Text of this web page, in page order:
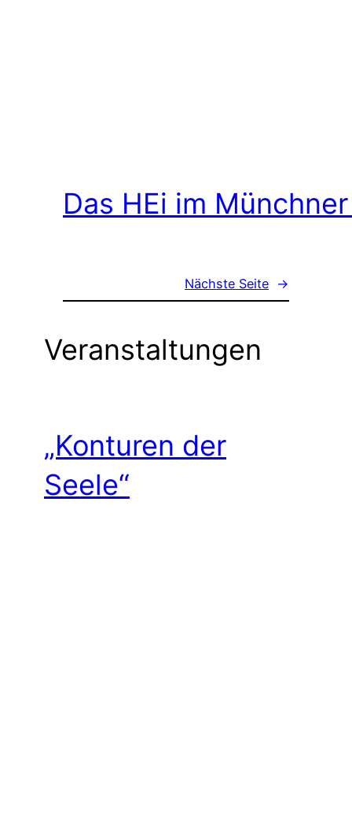
Das HEi im
Nächste Seite →
Veranstaltungen
„Konturen der
Seele“